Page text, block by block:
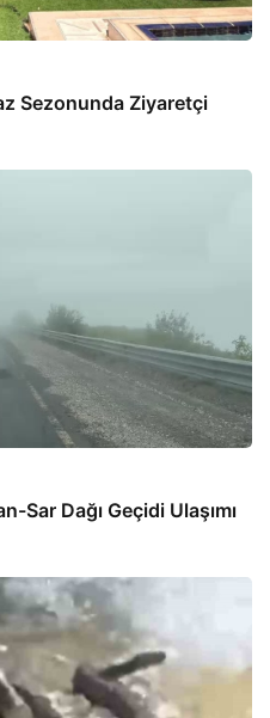
Sezonunda Ziyaretçi
Sar Dağı Geçidi Ulaşımı